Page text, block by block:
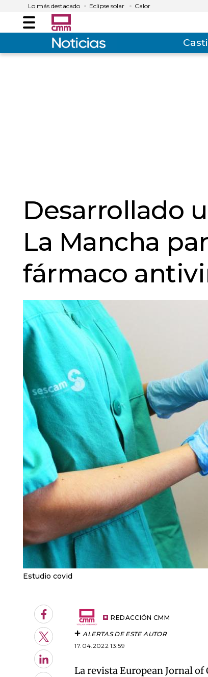
Lo más destacado Eclipse solar Calor
Menú
Desarrollado
La Mancha
fármaco
Estudio covid
Facebook
Twitter
LinkedIn
REDACCIÓN CMM
ALERTAS DE ESTE AUTOR
17.04.2022 13:59
La revista European Jornal